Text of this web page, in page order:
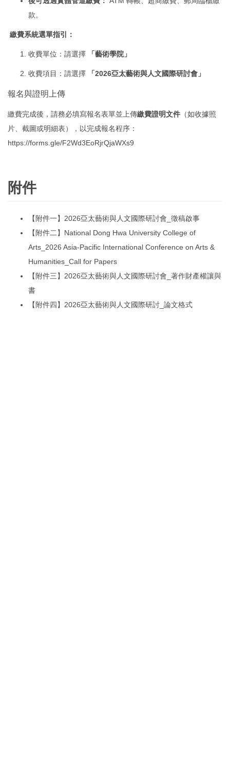
款。
繳費系統選單指引：
收費單位：請選擇 「藝術學院」
收費項目：請選擇 「2026亞太藝術與人文國際研討會」
報名與證明上傳
繳費完成後，請務必填寫報名表單並上傳繳費證明文件 （如收據照
片、截圖或明細表），以完成報名程序：
https://forms.gle/F2Wd3EoRjrQjaWXs9
附件
【附件一】2026亞太藝術與人文國際研討會_徵稿啟事
【附件二】National Dong Hwa University College of
Arts_2026 Asia-Pacific International Conference on Arts &
Humanities_Call for Papers
【附件三】2026亞太藝術與人文國際研討會_著作財產權讓與
書
【附件四】2026亞太藝術與人文國際研討_論文格式